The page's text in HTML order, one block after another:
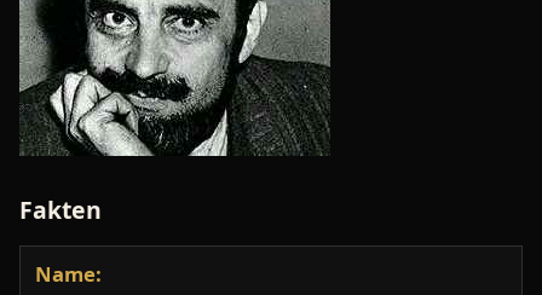
Fakten
Name: